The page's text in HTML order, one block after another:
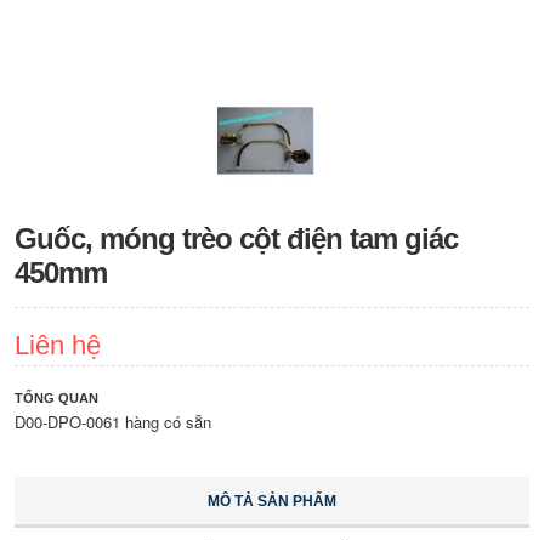
Guốc, móng trèo cột điện tam giác
450mm
Liên hệ
TỔNG QUAN
D00-DPO-0061 hàng có sẵn
MÔ TẢ SẢN PHẨM